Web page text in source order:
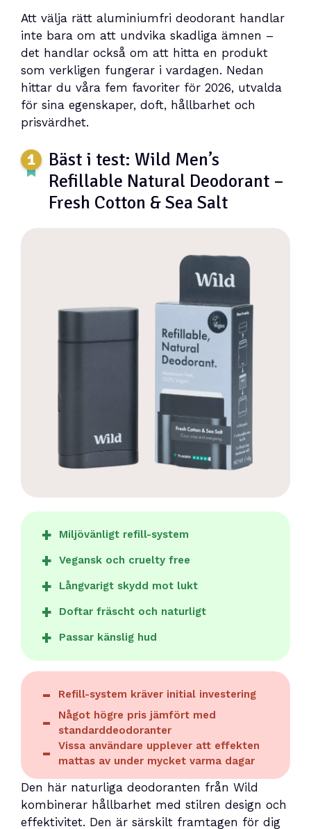
Att välja rätt aluminiumfri deodorant handlar
inte bara om att undvika skadliga ämnen –
det handlar också om att hitta en produkt
som verkligen fungerar i vardagen. Nedan
hittar du våra fem favoriter för 2026, utvalda
för sina egenskaper, doft, hållbarhet och
prisvärdhet.
Bäst i test: Wild Men’s
Refillable Natural Deodorant –
Fresh Cotton & Sea Salt
Miljövänligt refill-system
Vegansk och cruelty free
Långvarigt skydd mot lukt
Doftar fräscht och naturligt
Passar känslig hud
Refill-system kräver initial investering
Något högre pris jämfört med
standarddeodoranter
Vissa användare upplever att effekten
mattas av under mycket varma dagar
Den här naturliga deodoranten från Wild
kombinerar hållbarhet med stilren design och
effektivitet. Den är särskilt framtagen för dig